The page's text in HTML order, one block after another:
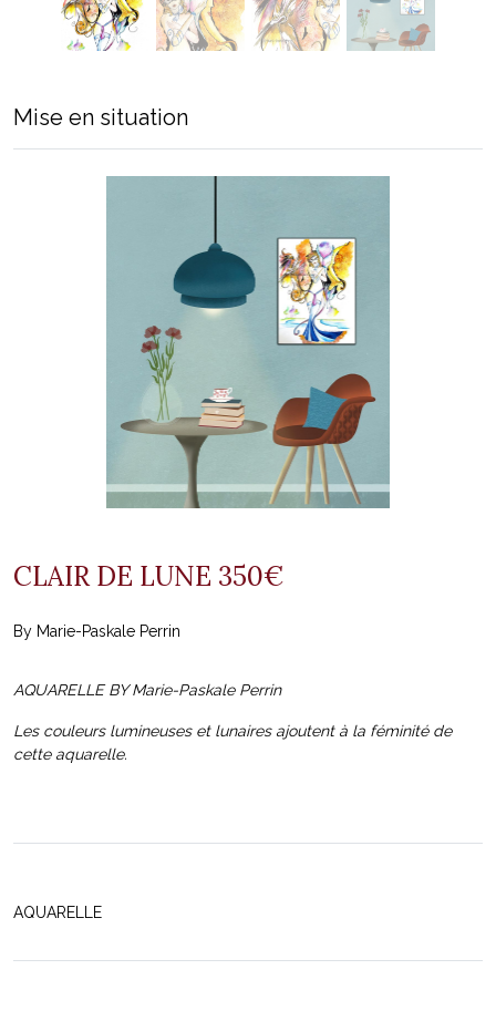
Mise en situation
CLAIR DE LUNE 350€
By Marie-Paskale Perrin
AQUARELLE BY Marie-Paskale Perrin
Les couleurs lumineuses et lunaires ajoutent à la féminité de
cette aquarelle.
AQUARELLE